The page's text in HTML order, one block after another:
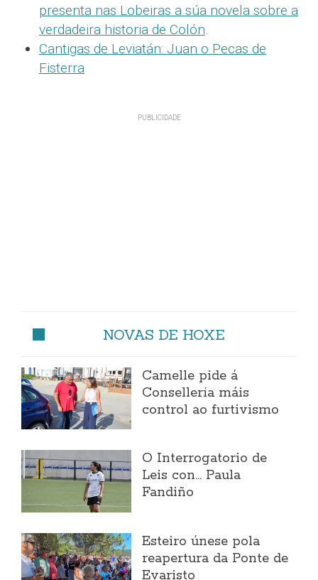
presenta nas Lobeiras a súa novela sobre a
verdadeira historia de Colón.
Cantigas de Leviatán: Juan o Pecas de
Fisterra
NOVAS DE HOXE
Camelle pide á
Consellería máis
control ao furtivismo
O Interrogatorio de
Leis con... Paula
Fandiño
Esteiro únese pola
reapertura da Ponte de
Evaristo